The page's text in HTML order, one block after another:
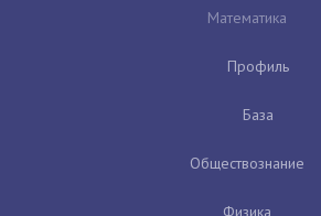
Математика
Профиль
База
Обществознание
Физика